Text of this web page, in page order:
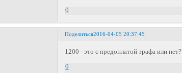
0
Поделиться2016-04-05 20:37:45
1200 - это с предоплатой трафа или нет?
0